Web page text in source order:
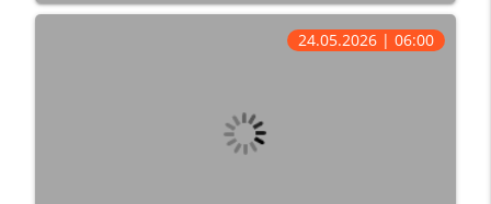
24.05.2026 | 06:00